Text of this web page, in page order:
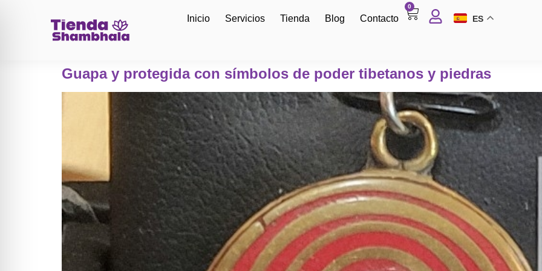
Inicio Servicios Tienda Blog Contacto
0
ES
Guapa y protegida con símbolos de poder tibetanos y piedras